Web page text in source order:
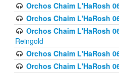
Orchos Chaim L'HaRosh
Orchos Chaim L'HaRosh
Orchos Chaim L'HaRosh
Reingold
Orchos Chaim L'HaRosh
Orchos Chaim L'HaRosh